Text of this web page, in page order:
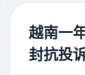
越南一
封抗投